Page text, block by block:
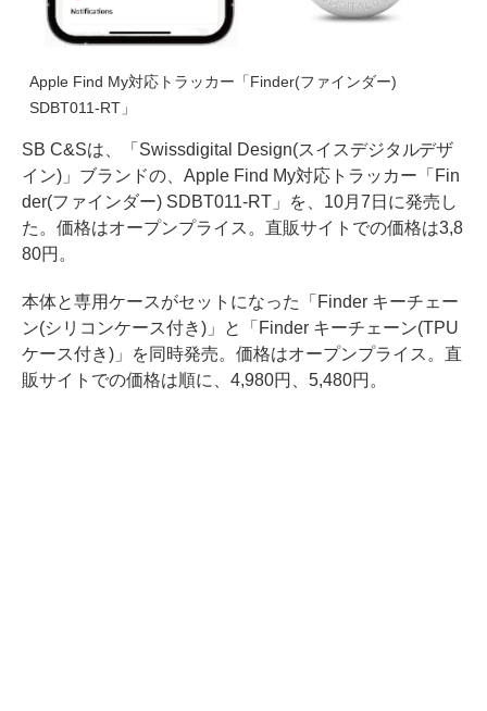
Apple Find My対応トラッカー「Finder(ファインダー)
SDBT011-RT」
SB C&Sは、「Swissdigital Design(スイスデジタルデザ
イン)」ブランドの、Apple Find My対応トラッカー「Fin
der(ファインダー) SDBT011-RT」を、10月7日に発売し
た。価格はオープンプライス。直販サイトでの価格は3,8
80円。
本体と専用ケースがセットになった「Finder キーチェー
ン(シリコンケース付き)」と「Finder キーチェーン(TPU
ケース付き)」を同時発売。価格はオープンプライス。直
販サイトでの価格は順に、4,980円、5,480円。